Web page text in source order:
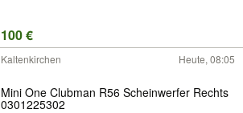
100 €
Kaltenkirchen Heute, 08:05
Mini One Clubman R56 Scheinwerfer Rechts
0301225302